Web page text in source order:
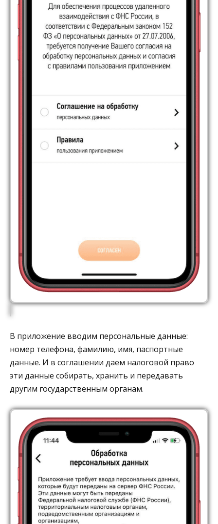
В приложение вводим персональные данные:
номер телефона, фамилию, имя, паспортные
данные. И в соглашении даем налоговой право
эти данные собирать, хранить и передавать
другим государственным органам.